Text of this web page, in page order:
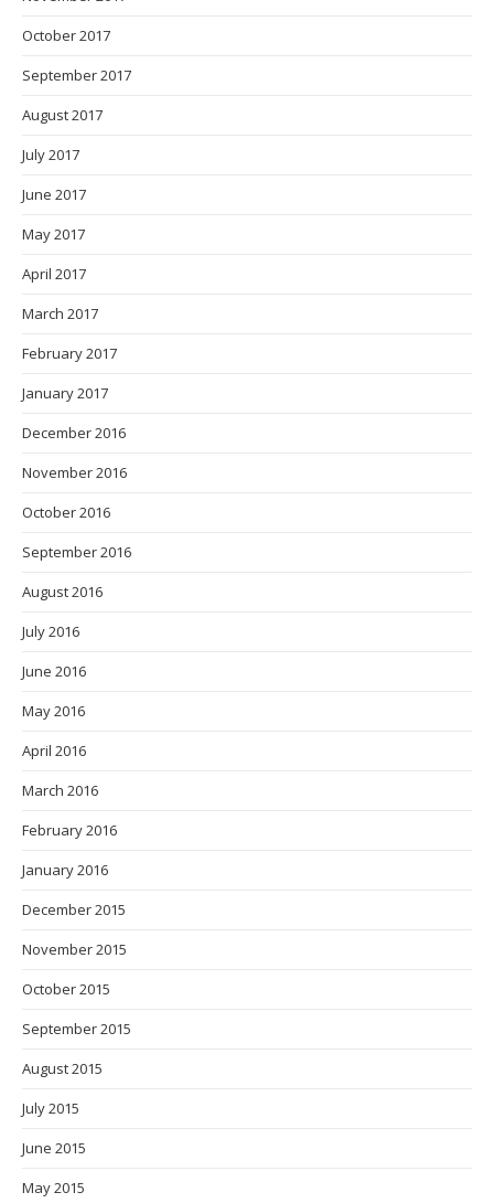
October 2017
September 2017
August 2017
July 2017
June 2017
May 2017
April 2017
March 2017
February 2017
January 2017
December 2016
November 2016
October 2016
September 2016
August 2016
July 2016
June 2016
May 2016
April 2016
March 2016
February 2016
January 2016
December 2015
November 2015
October 2015
September 2015
August 2015
July 2015
June 2015
May 2015